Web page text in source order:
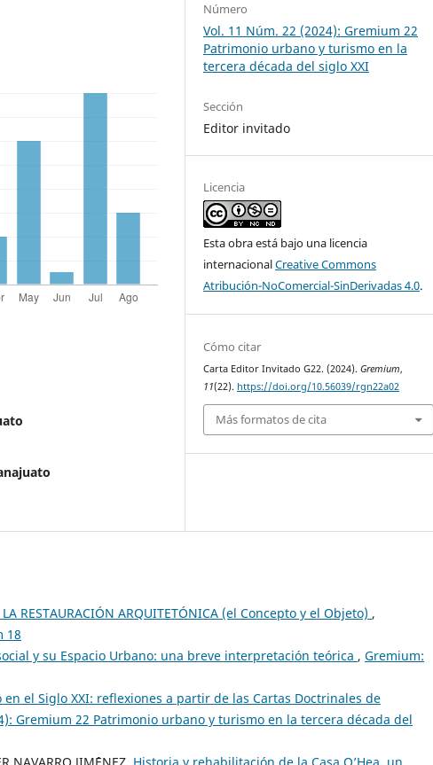
Número
Vol. 11 Núm. 22 (2024): Gremium 22
Patrimonio urbano y turismo en la
tercera década del siglo XXI
Sección
Editor invitado
Licencia
Esta obra está bajo una licencia
internacionalCreative Commons
Atribución-NoComercial-SinDerivadas 4.0.
Cómo citar
Carta Editor Invitado G22. (2024).Gremium,
11(22). https://doi.org/10.56039/rgn22a02
Más formatos de cita
LA RESTAURACIÓN ARQUITETÓNICA (el Concepto y el Objeto) ,
18
y su Espacio Urbano: una breve interpretación teórica , Gremium:
el Siglo XXI: reflexiones a partir de las Cartas Doctrinales de
Gremium 22 Patrimonio urbano y turismo en la tercera década del